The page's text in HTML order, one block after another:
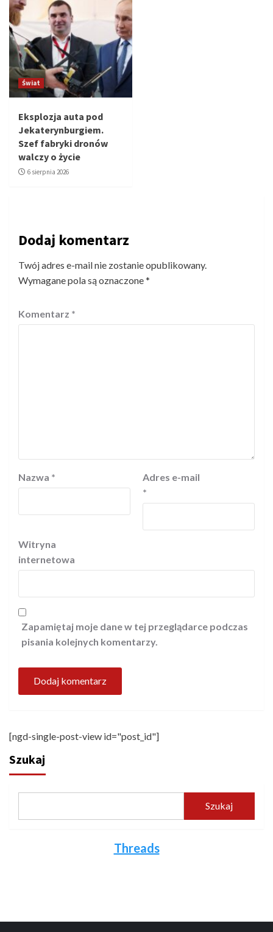
Świat
Eksplozja auta pod
Jekaterynburgiem.
Szef fabryki dronów
walczy o życie
6 sierpnia 2026
Dodaj komentarz
Twój adres e-mail nie zostanie opublikowany.
Wymagane pola są oznaczone*
Komentarz *
Nazwa *
Adres e-mail
*
Witryna
internetowa
Zapamiętaj moje dane w tej przeglądarce podczas
pisania kolejnych komentarzy.
[ngd-single-post-view id="post_id"]
Szukaj
Szukaj
Threads